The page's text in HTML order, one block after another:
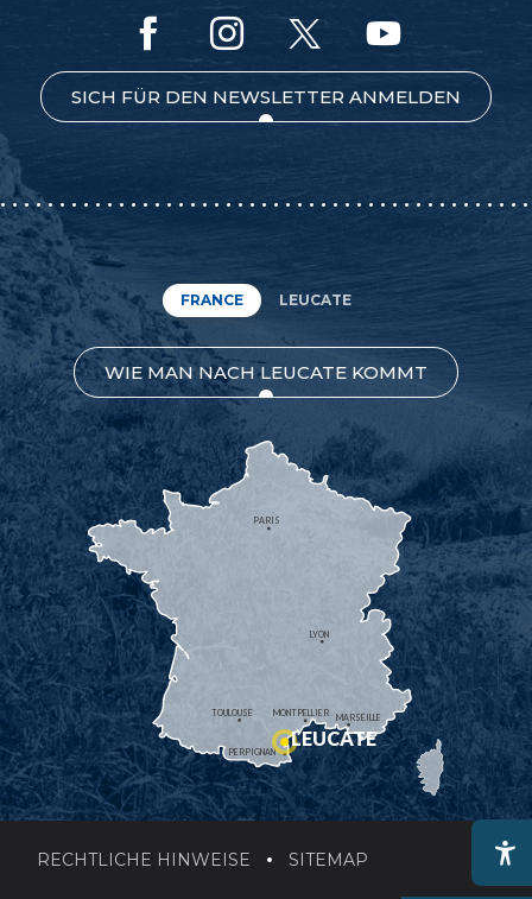
SICH FÜR DEN NEWSLETTER ANMELDEN
FRANCE LEUCATE
WIE MAN NACH LEUCATE KOMMT
MONTPELLIER
PERPIGNAN
MARSEILLE
TOULOUSE
LYON
PARIS
LEUCATE
RECHTLICHE HINWEISE SITEMAP